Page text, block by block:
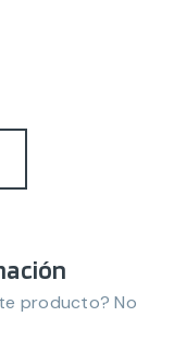
producto? No